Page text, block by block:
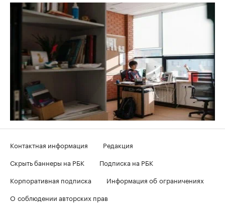
Контактная информация
Редакция
Скрыть баннеры на РБК
Подписка на РБК
Корпоративная подписка
Информация об ограничениях
О соблюдении авторских прав